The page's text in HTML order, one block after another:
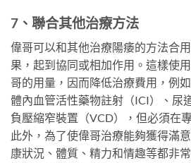
7、聯合其他治療方法
偉哥可以和其他治療陽痿的方法合
果，起到協同或相加作用。這樣使
哥的用量，因而降低治療費用，例
體內血管活性藥物註射（ICI）、尿
負壓縮窄裝置（VCD），但必須在
此外，為了使偉哥治療能夠獲得滿
康狀況、體質、精力和情趣等都非